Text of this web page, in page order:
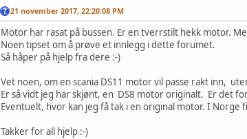
21 november 2017, 22:20:08 PM
Motor har rasat på bussen. Er en tverrstilt hekk motor.
Noen tipset om å prøve et innlegg i dette forumet.
Så håper på hjelp fra dere :-)
Vet noen, om en scania DS11 motor vil passe rakt inn,
Er så vidt jeg har skjønt, en DS8 motor originalt. Er det
Eventuelt, hvor kan jeg få tak i en original motor. I Norge
Takker for all hjelp :-)